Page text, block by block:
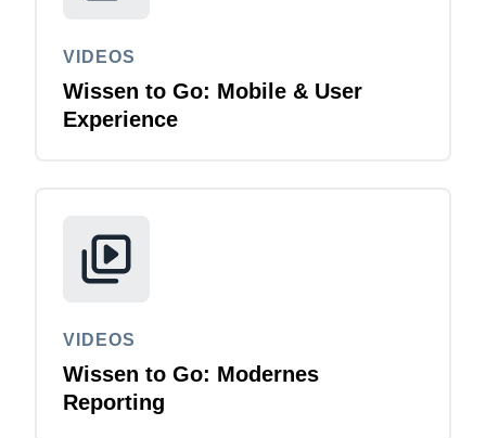
VIDEOS
Wissen to Go: Mobile & User
Experience
VIDEOS
Wissen to Go: Modernes
Reporting